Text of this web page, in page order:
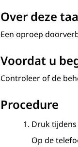
Over deze
Een oproep
Voordat u
Controleer of de
Procedure
Druk
Op de